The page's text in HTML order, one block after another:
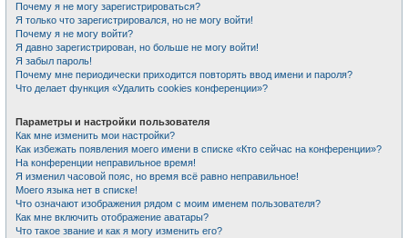
Почему я не могу зарегистрироваться?
Я только что зарегистрировался, но не могу войти!
Почему я не могу войти?
Я давно зарегистрирован, но больше не могу войти!
Я забыл пароль!
Почему мне периодически приходится повторять ввод имени и пароля?
Что делает функция «Удалить cookies конференции»?
Параметры и настройки пользователя
Как мне изменить мои настройки?
Как избежать появления моего имени в списке «Кто сейчас на конференции»?
На конференции неправильное время!
Я изменил часовой пояс, но время всё равно неправильное!
Моего языка нет в списке!
Что означают изображения рядом с моим именем пользователя?
Как мне включить отображение аватары?
Что такое звание и как я могу изменить его?